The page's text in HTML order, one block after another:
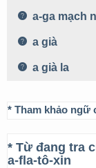
a-ga mạch
a già
a già la
* Tham khảo ngữ
* Từ đang tra
a-fla-tô-xin